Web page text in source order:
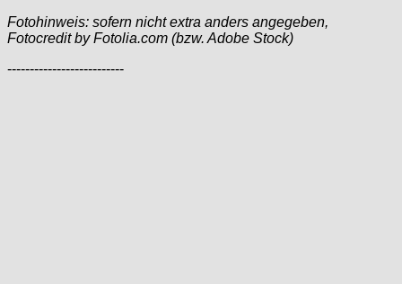
Fotohinweis: sofern nicht extra anders angegeben,
Fotocredit by Fotolia.com (bzw. Adobe Stock)
--------------------------